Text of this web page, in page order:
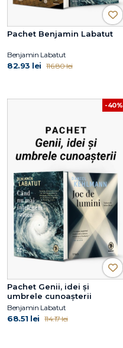
Pachet Benjamin Labatut
Benjamin Labatut
82.93 lei 116.80 lei
-40%
Pachet Genii, idei și
umbrele cunoașterii
Benjamin Labatut
68.51 lei 114.17 lei